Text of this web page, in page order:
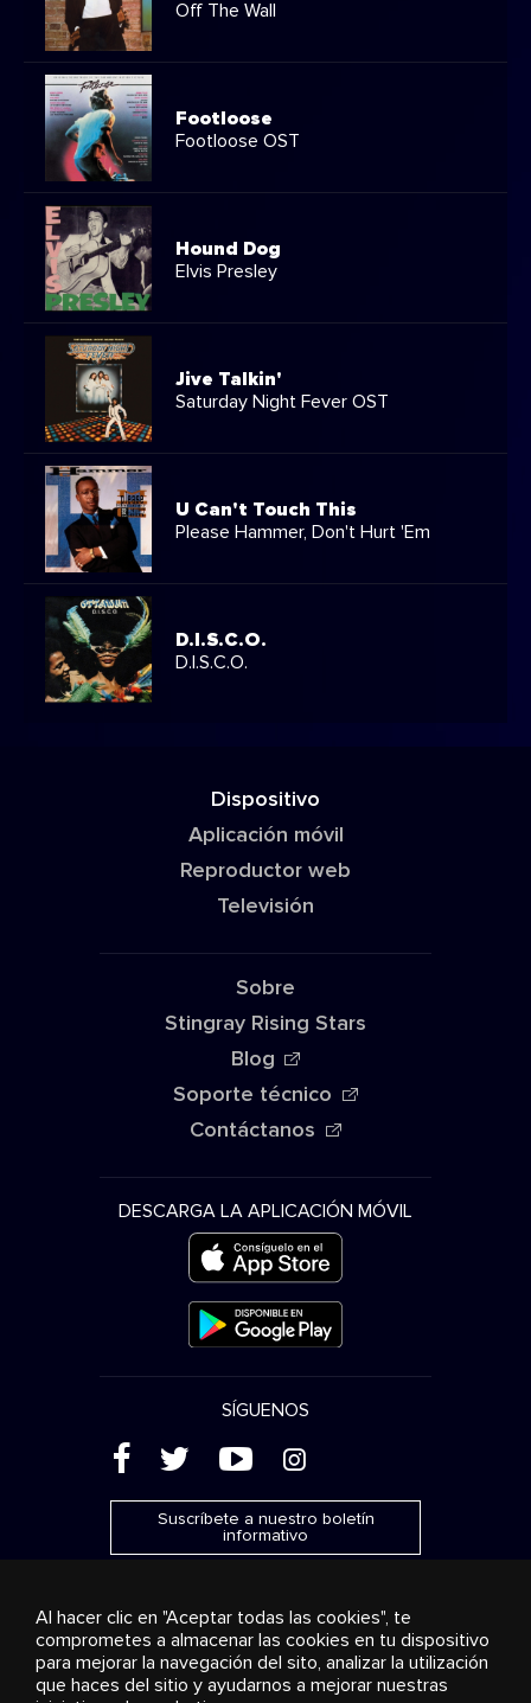
Off The Wall
Footloose
Footloose OST
Hound Dog
Elvis Presley
Jive Talkin'
Saturday Night Fever OST
U Can't Touch This
Please Hammer, Don't Hurt 'Em
D.I.S.C.O.
D.I.S.C.O.
Dispositivo
Aplicación móvil
Reproductor web
Televisión
Sobre
Stingray Rising Stars
Blog
Soporte técnico
Contáctanos
DESCARGA LA APLICACIÓN MÓVIL
SÍGUENOS
( ' + &
Suscríbete a nuestro boletín
informativo
Publicidad Transmisión y distribución
Productos de
consumo
Soluciones empresariales Radio
Sobre
Al hacer clic en "Aceptar todas las cookies", te
comprometes a almacenar las cookies en tu dispositivo
para mejorar la navegación del sito, analizar la utilización
que haces del sitio y ayudarnos a mejorar nuestras